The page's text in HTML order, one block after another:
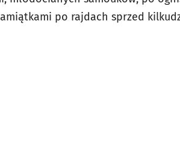
po rajdach sprzed